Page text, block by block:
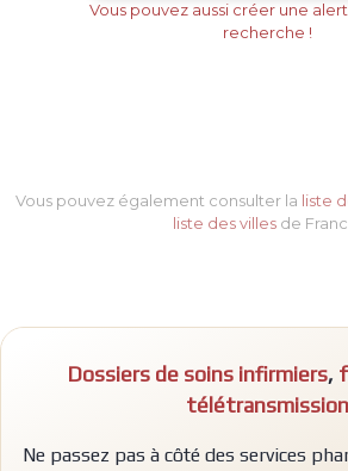
Vous pouvez aussi créer une
recherche !
Vous pouvez également consulter la liste
liste des villesde
Dossiers de soins infirmiers,
télétransmission
Ne passez pas à côté des services